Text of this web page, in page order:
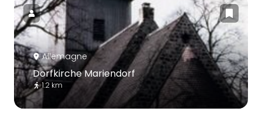
Allemagne
Dorfkirche Mariendorf
1.2 km